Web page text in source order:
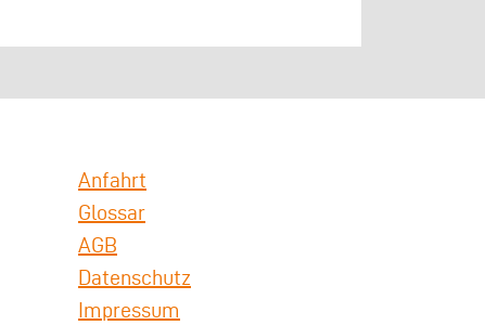
Anfahrt
Glossar
AGB
Datenschutz
Impressum